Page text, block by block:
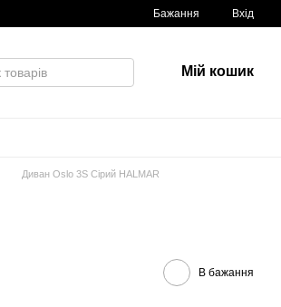
Бажання Вхід
Мій кошик
Диван Oslo 3S Сірий HALMAR
В бажання